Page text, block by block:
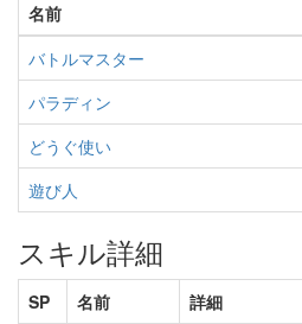
名前
バトルマスター
パラディン
どうぐ使い
遊び人
スキル詳細
SP 名前 詳細